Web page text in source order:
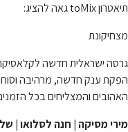
תיאטרון toMix גאה להציג:
מצחיקונת
גרסה ישראלית חדשה
הפקת ענק חדשה, מרהיבה
האהובים והמצליחים בכל
מירי מסיקה | חנה לסלואו |